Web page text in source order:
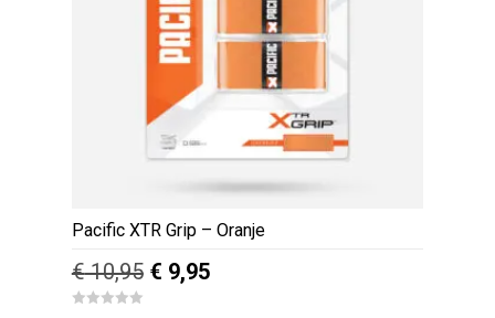
Pacific XTR Grip – Oranje
€10,95 Oorspronkelijke
€ 9,95Huidige